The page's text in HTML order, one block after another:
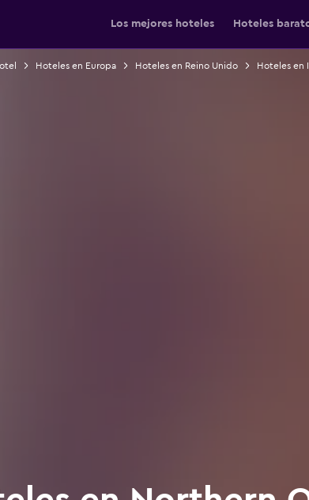
Los mejores hoteles Hoteles
Hoteles en Europa Hoteles en Reino Unido Hoteles en